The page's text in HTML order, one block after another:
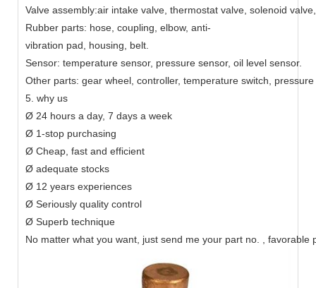
Valve assembly:air intake valve, thermostat valve, solenoid
Rubber parts: hose, coupling, elbow, anti-
vibration pad, housing, belt.
Sensor: temperature sensor, pressure sensor, oil level sensor.
Other parts: gear wheel, controller, temperature switch,
5. why us
Ø 24 hours a day, 7 days a week
Ø 1-stop purchasing
Ø Cheap, fast and efficient
Ø adequate stocks
Ø 12 years experiences
Ø Seriously quality control
Ø Superb technique
No matter what you want, just send me your part no. , favorable